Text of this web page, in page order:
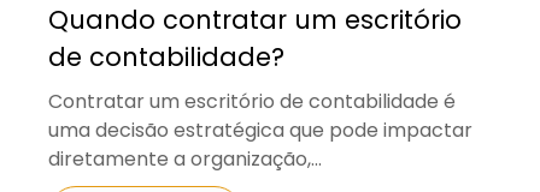
Quando contratar um escritório
de contabilidade?
Contratar um escritório de contabilidade é
uma decisão estratégica que pode impactar
diretamente a organização,...